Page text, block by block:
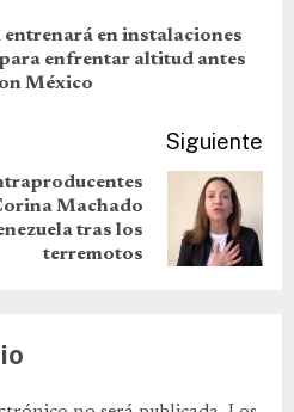
en instalaciones
para enfrentar altitud antes
México
Siguiente
Machado
tras los
terremotos